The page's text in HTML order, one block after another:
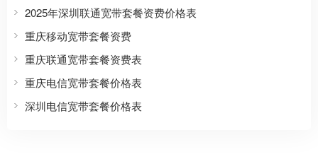
2025年深圳联通宽带套餐资费价格表
重庆移动宽带套餐资费
重庆联通宽带套餐资费表
重庆电信宽带套餐价格表
深圳电信宽带套餐价格表